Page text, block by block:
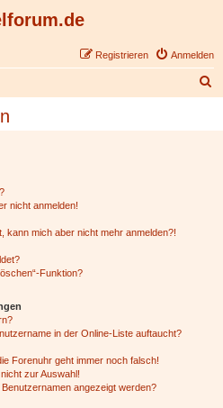
Anmelden
Registrieren
nicht anmelden!
kann mich aber nicht mehr anmelden?!
Funktion?
in der Online-Liste auftaucht?
Forenuhr geht immer noch falsch!
zur Auswahl!
angezeigt werden?